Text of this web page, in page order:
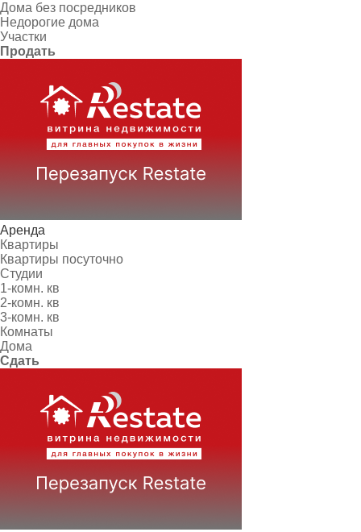
Дома без посредников
Недорогие дома
Участки
Продать
Аренда
Квартиры
Квартиры посуточно
Студии
1-комн. кв
2-комн. кв
3-комн. кв
Комнаты
Дома
Сдать